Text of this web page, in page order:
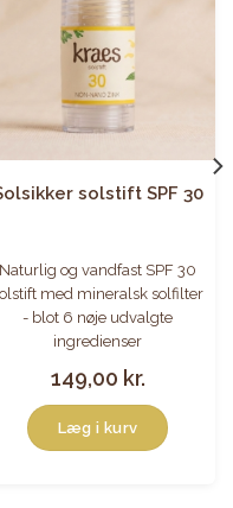
solstift SPF 30
Naturlig og vandfast SPF 30
med mineralsk solfilter
- blot 6 nøje udvalgte
ingredienser
149,00 kr.
Læg i kurv